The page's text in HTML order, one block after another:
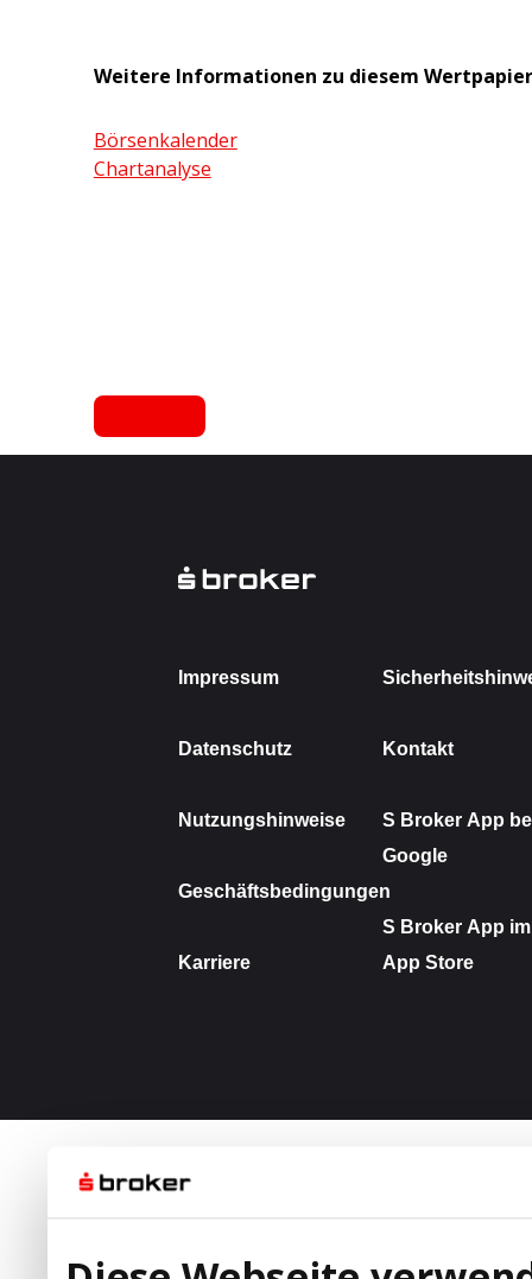
Weitere Informationen zu diesem Wertpapier
Börsenkalender
Chartanalyse